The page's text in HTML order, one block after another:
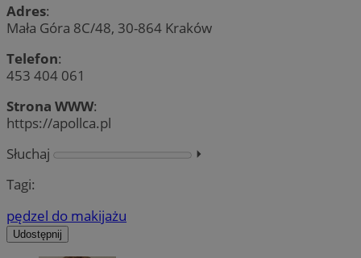
Adres:
Mała Góra 8C/48, 30-864 Kraków
Telefon:
453 404 061
Strona WWW:
https://apollca.pl
Słuchaj
⏵︎
Tagi:
pędzel do makijażu
Udostępnij